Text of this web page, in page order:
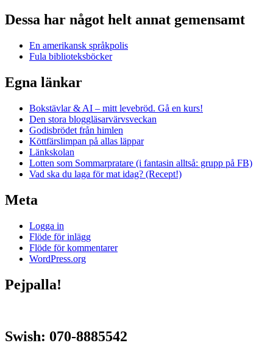
Dessa har något helt annat gemensamt
En amerikansk språkpolis
Fula biblioteksböcker
Egna länkar
Bokstävlar & AI – mitt levebröd. Gå en kurs!
Den stora bloggläsarvärvsveckan
Godisbrödet från himlen
Köttfärslimpan på allas läppar
Länkskolan
Lotten som Sommarpratare (i fantasin alltså: grupp på FB)
Vad ska du laga för mat idag? (Recept!)
Meta
Logga in
Flöde för inlägg
Flöde för kommentarer
WordPress.org
Pejpalla!
Swish: 070-8885542